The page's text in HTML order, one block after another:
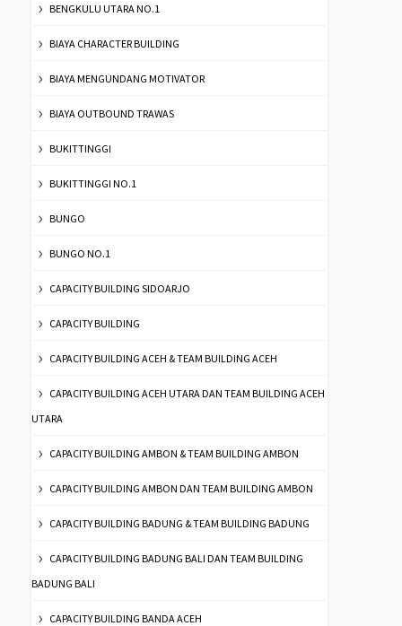
BENGKULU UTARA NO.1
BIAYA CHARACTER BUILDING
BIAYA MENGUNDANG MOTIVATOR
BIAYA OUTBOUND TRAWAS
BUKITTINGGI
BUKITTINGGI NO.1
BUNGO
BUNGO NO.1
CAPACITY BUILDING SIDOARJO
CAPACITY BUILDING
CAPACITY BUILDING ACEH & TEAM BUILDING ACEH
CAPACITY BUILDING ACEH UTARA DAN TEAM BUILDING ACEH
UTARA
CAPACITY BUILDING AMBON & TEAM BUILDING AMBON
CAPACITY BUILDING AMBON DAN TEAM BUILDING AMBON
CAPACITY BUILDING BADUNG & TEAM BUILDING BADUNG
CAPACITY BUILDING BADUNG BALI DAN TEAM BUILDING
BADUNG BALI
CAPACITY BUILDING BANDA ACEH